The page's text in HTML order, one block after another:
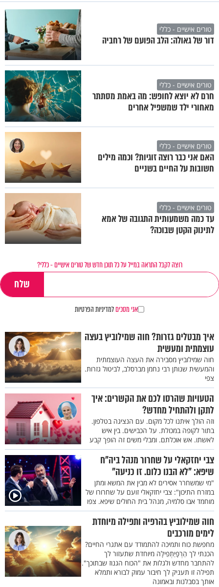
טורים אישיים - כללי
דור של גאולה: הלב הפועם של רחביה
טורים אישיים - כללי
חרם לא יוצא לחופש: מה באמת מסתתר
מאחורי ילד שמשפיל אחרים
טורים אישיים - כללי
האם אני כבר רוצה זוגיות? וכמה מילים
חשובות על החיים בשניים
טורים אישיים - כללי
עד כמה משמעותית התגובה של אמא
לתינוק הקטן שבוכה?
רוצה לקבל התראה במייל על כל תוכן חדש של טורים אישיים - כללי?
אני מסכיםלמדיניות הפרטיות
איך מבטלים גזרות? חוה שמילוביץ בעצה
עוצמתית ומעשית
חוה שמילוביץ מסבירה את העצה העוצמתית
והמעשית שנותן רבי נחמן מברסלב, לביטול גזרות.
צפי
הטעויות שהרסו לכם את הקשרים: איך
לתקן ולהתחיל מחדש?
וזה הולך איתנו לכל מקום. עם הנציגה בטלפון.
בתור לקופה במכולת. על הכבישים. בין איש
לאשתו. אש אוכלתם. ומבלי משים זה הופך קבע
צבי יחזקאלי על שחרור מנהל ביה"ח
שיפא: "לא הבנו כלום. זו כניעה"
"מי שמשחרר אסירים לא מבין את המשא ומתן
במזרח התיכון": צבי יחזקאלי זועם על שחרורו של
מוחמד אבו סלמיה, מנהל בית החולים שיפא. צפו
חוה שמילוביץ בהרפיה ותפילה מיוחדת
לימים מורכבים
מחפשת כוח ותמיכה להתמודד עם אתגרי החיים?
הכנתי לך הַרְפָיַתְפִילָה מיוחדת שתעזור לך
להתחבר מחדש ולגלות את "הכוח הגנוז שבתוכך".
תפילה זו תעניק לך חיבור עמוק לבורא ותמלא
אותך בסבלנות ובאמונה